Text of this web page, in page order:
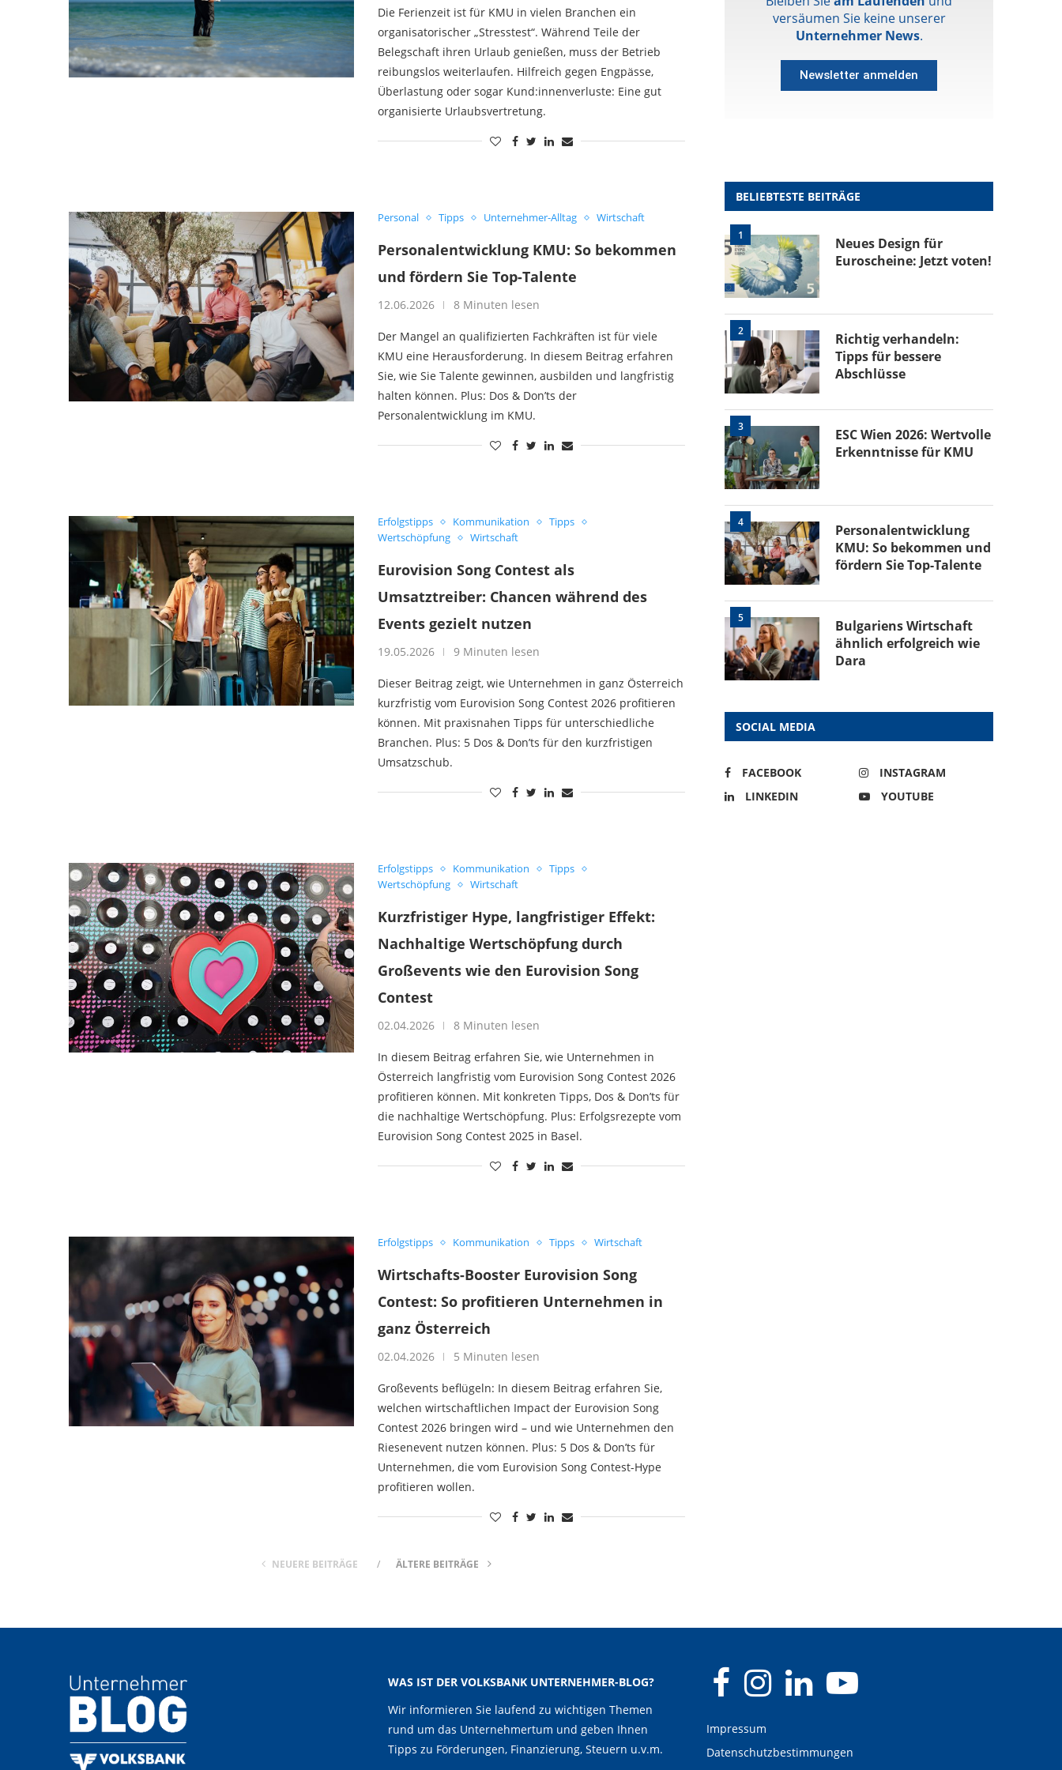
Die Ferienzeit ist für KMU in vielen Branchen ein
organisatorischer „Stresstest“. Während Teile der
Belegschaft ihren Urlaub genießen, muss der Betrieb
reibungslos weiterlaufen. Hilfreich gegen Engpässe,
Überlastung oder sogar Kund:innenverluste: Eine gut
organisierte Urlaubsvertretung.
Personal Tipps Unternehmer-Alltag Wirtschaft
Personalentwicklung KMU: So bekommen
und fördern Sie Top-Talente
12.06.2026 8 Minuten lesen
Der Mangel an qualifizierten Fachkräften ist für viele
KMU eine Herausforderung. In diesem Beitrag erfahren
Sie, wie Sie Talente gewinnen, ausbilden und langfristig
halten können. Plus: Dos & Don’ts der
Personalentwicklung im KMU.
Erfolgstipps Kommunikation
Tipps
Wertschöpfung
Wirtschaft
Eurovision Song Contest als
Umsatztreiber: Chancen während des
Events gezielt nutzen
19.05.2026 9 Minuten lesen
Dieser Beitrag zeigt, wie Unternehmen in ganz Österreich
kurzfristig vom Eurovision Song Contest 2026 profitieren
können. Mit praxisnahen Tipps für unterschiedliche
Branchen. Plus: 5 Dos & Don’ts für den kurzfristigen
Umsatzschub.
Erfolgstipps Kommunikation
Tipps
Wertschöpfung
Wirtschaft
Kurzfristiger Hype, langfristiger Effekt:
Nachhaltige Wertschöpfung durch
Großevents wie den Eurovision Song
Contest
02.04.2026 8 Minuten lesen
In diesem Beitrag erfahren Sie, wie Unternehmen in
Österreich langfristig vom Eurovision Song Contest 2026
profitieren können. Mit konkreten Tipps, Dos & Don’ts für
die nachhaltige Wertschöpfung. Plus: Erfolgsrezepte vom
Eurovision Song Contest 2025 in Basel.
Erfolgstipps Kommunikation Tipps Wirtschaft
Wirtschafts-Booster Eurovision Song
Contest: So profitieren Unternehmen in
ganz Österreich
02.04.2026 5 Minuten lesen
Großevents beflügeln: In diesem Beitrag erfahren Sie,
welchen wirtschaftlichen Impact der Eurovision Song
Contest 2026 bringen wird – und wie Unternehmen den
Riesenevent nutzen können. Plus: 5 Dos & Don’ts für
Unternehmen, die vom Eurovision Song Contest-Hype
profitieren wollen.
NEUERE BEITRÄGE ÄLTERE BEITRÄGE
versäumen Sie keine unserer
Unternehmer News.
Newsletter anmelden
BELIEBTESTE BEITRÄGE
1
Neues Design für
Euroscheine: Jetzt voten!
2
Richtig verhandeln:
Tipps für bessere
Abschlüsse
3
ESC Wien 2026: Wertvolle
Erkenntnisse für KMU
4
Personalentwicklung
KMU: So bekommen und
fördern Sie Top-Talente
5
Bulgariens Wirtschaft
ähnlich erfolgreich wie
Dara
SOCIAL MEDIA
FACEBOOK
INSTAGRAM
LINKEDIN
YOUTUBE
WAS IST DER VOLKSBANK UNTERNEHMER-BLOG?
Wir informieren Sie laufend zu wichtigen Themen
rund um das Unternehmertum und geben Ihnen
Tipps zu Förderungen, Finanzierung, Steuern u.v.m.
Impressum
Datenschutzbestimmungen